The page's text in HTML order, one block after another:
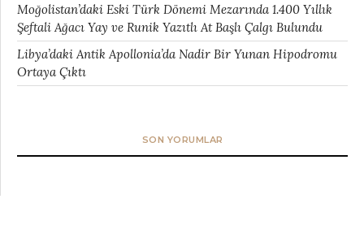
Moğolistan’daki Eski Türk Dönemi Mezarında 1.400 Yıllık
Şeftali Ağacı Yay ve Runik Yazıtlı At Başlı Çalgı Bulundu
Libya’daki Antik Apollonia’da Nadir Bir Yunan Hipodromu
Ortaya Çıktı
SON YORUMLAR